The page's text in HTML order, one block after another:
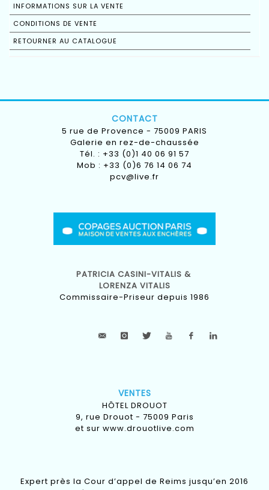
INFORMATIONS SUR LA VENTE
CONDITIONS DE VENTE
RETOURNER AU CATALOGUE
CONTACT
5 rue de Provence - 75009 PARIS
Galerie en rez-de-chaussée
Tél. : +33 (0)1 40 06 91 57
Mob : +33 (0)6 76 14 06 74
pcv@live.fr
PATRICIA CASINI-VITALIS &
LORENZA VITALIS
Commissaire-Priseur depuis 1986
VENTES
HÔTEL DROUOT
9, rue Drouot - 75009 Paris
et sur www.drouotlive.com
Expert près la Cour d’appel de Reims jusqu’en 2016